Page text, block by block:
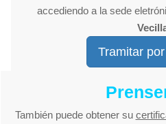
accediendo a la sede
Tramitar
También puede obtener su